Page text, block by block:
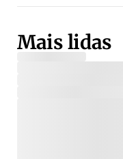
Mais lidas